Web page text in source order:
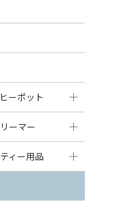
ーポット
ーマー
ィー用品